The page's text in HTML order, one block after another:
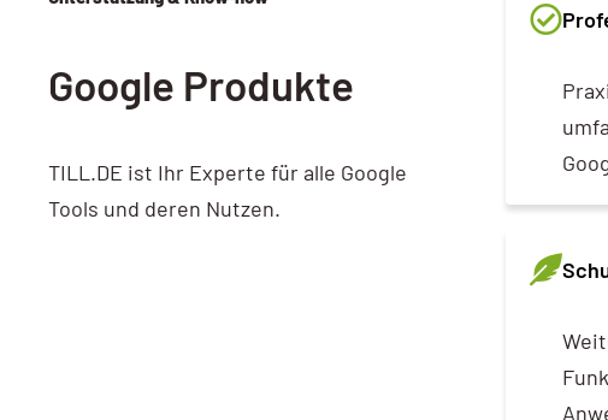
Google Produkte
TILL.DE ist Ihr Experte für alle Google
Tools und deren Nutzen.